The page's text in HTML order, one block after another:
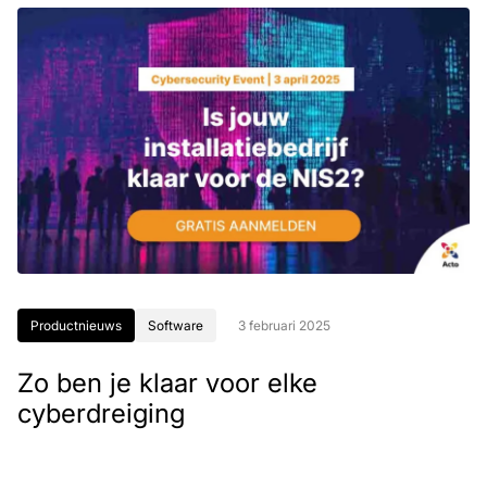
Productnieuws Software 3 februari 2025
Zo ben je klaar voor elke
cyberdreiging